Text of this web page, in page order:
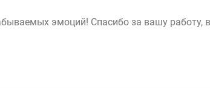
эмоций! Спасибо за вашу работу,